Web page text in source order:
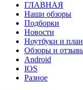
ГЛАВНАЯ
Наши обзоры
Подборки
Новости
Ноутбуки и
Обзоры и
Android
IOS
Разное